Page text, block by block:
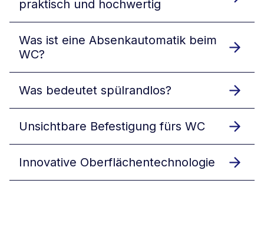
praktisch und hochwertig
Was ist eine Absenkautomatik beim
WC?
Was bedeutet spülrandlos?
Unsichtbare Befestigung fürs WC
Innovative Oberflächentechnologie